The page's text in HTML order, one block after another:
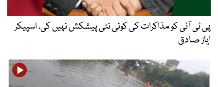
پی ٹی آئی کو مذاکرات کی کوئی نئی پیشکش نہیں کی، اسپیکر
ایاز صادق